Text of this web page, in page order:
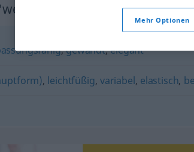
,gewandt,elegant
, leichtfüßig, variabel, elastisch,
Mehr Optionen